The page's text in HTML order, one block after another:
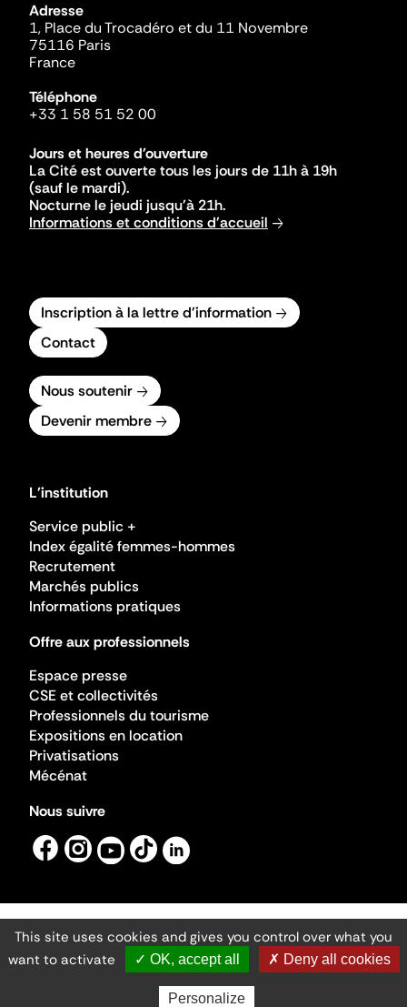
Adresse
1, Place du Trocadéro et du 11 Novembre
75116 Paris
France
Téléphone
+33 1 58 51 52 00
Jours et heures d'ouverture
La Cité est ouverte tous les jours de 11h à 19h
(sauf le mardi).
Nocturne le jeudi jusqu'à 21h.
Informations et conditions d'accueil
Inscription à la lettre d'information
Contact
Nous soutenir
Devenir membre
L'institution
Service public +
Index égalité femmes-hommes
Recrutement
Marchés publics
Informations pratiques
Offre aux professionnels
Espace presse
CSE et collectivités
Professionnels du tourisme
Expositions en location
Privatisations
Mécénat
Nous suivre
Mentions légales
Gestion des cookies
Accessibilité numérique
Ministère de la Culture ©2026
- Cité de l'architecture et du patrimoine
This site uses cookies and gives you control over what you
want to activate
✓ OK, accept all ✗ Deny all cookies
Personalize